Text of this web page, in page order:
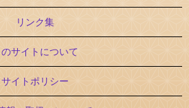
リンク集
のサイトについて
サイトポリシー